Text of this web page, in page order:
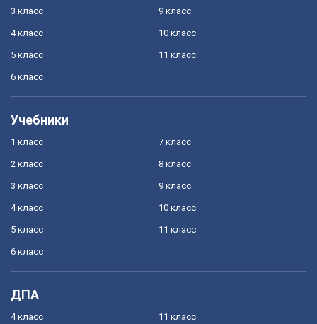
3 класс
4 класс
5 класс
6 класс
9 класс
10 класс
11 класс
Учебники
1 класс
2 класс
3 класс
4 класс
5 класс
6 класс
7 класс
8 класс
9 класс
10 класс
11 класс
ДПА
4 класс 11 класс